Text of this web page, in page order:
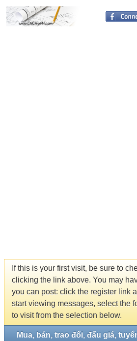
If this is your first visit, be sure to
clicking the link above. You may
you can post: click the register link
start viewing messages, select the
to visit from the selection below.
Mua, bán, trao đổi, đấu giá,